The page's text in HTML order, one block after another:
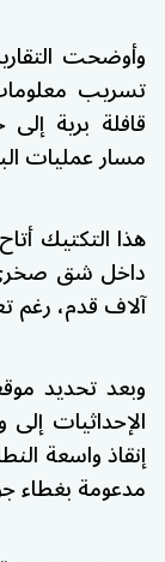
وأوضحت
تسريب
قافلة برية
مسار عمليات
آلاف قدم، رغم
وبعد تحديد
الإحداثيات إلى
إنقاذ واسعة
مدعومة بغطاء